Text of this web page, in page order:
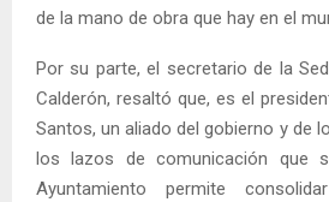
de la mano de obra que hay en el
Por su parte, el secretario de la
Calderón, resaltó que, es el
Santos, un aliado del gobierno y de
los lazos de comunicación que
Ayuntamiento permite